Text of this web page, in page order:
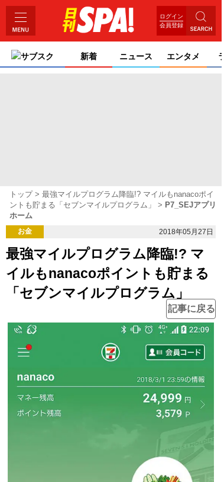
ログイン
会員登録
サブスク 新着 ニュース エンタメ
トップ
最強マイルプログラム降臨!? マイルもnanacoポイ
ントも貯まる「セブンマイルプログラム」
P7_SEJアプリ
ホーム
お金 2018年05月27日
最強マイルプログラム降臨!? マ
イルもnanacoポイントも貯まる
「セブンマイルプログラム」
記事に戻る